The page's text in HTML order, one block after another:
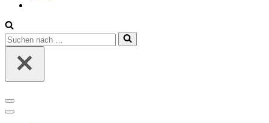
Suchen
nach …
Navigations-
Menü
Navigations-